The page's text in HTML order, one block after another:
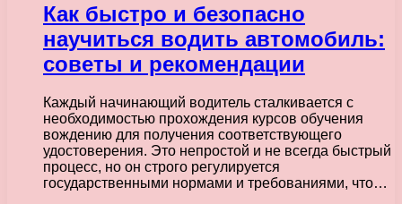
Как быстро и безопасно
научиться водить автомобиль:
советы и рекомендации
Каждый начинающий водитель сталкивается с
необходимостью прохождения курсов обучения
вождению для получения соответствующего
удостоверения. Это непростой и не всегда быстрый
процесс, но он строго регулируется
государственными нормами и требованиями, что…